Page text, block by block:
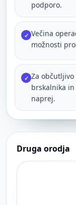
podporo.
✓ Večina
možnosti
✓ Za
brskalnika
naprej.
Druga orodja